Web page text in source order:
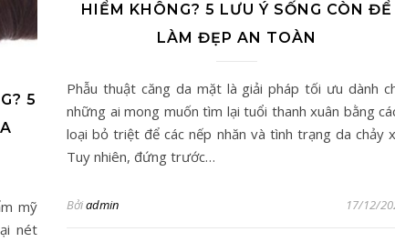
5
mỹ
nét
HIỂM KHÔNG? 5 LƯU Ý SỐNG CÒN ĐỂ
LÀM ĐẸP AN TOÀN
Phẫu thuật căng da mặt là giải pháp tối ưu dành
những ai mong muốn tìm lại tuổi thanh xuân bằng
loại bỏ triệt để các nếp nhăn và tình trạng da chảy
Tuy nhiên, đứng trước…
Bởiadmin 17/12/